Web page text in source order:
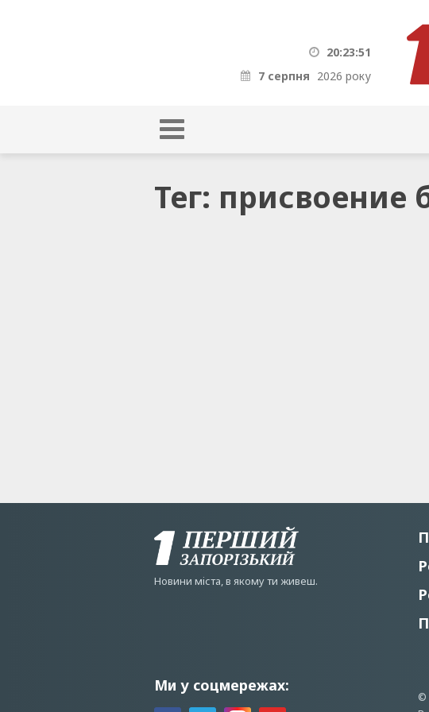
20:23:51
7 серпня 2026 року
Тег:
Новини мiста, в якому ти живеш.
Ми у соцмережах:
©